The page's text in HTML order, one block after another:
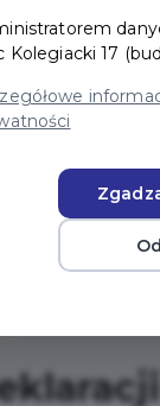
aplikacji:
4 kwietnia
Kolegiacki 17